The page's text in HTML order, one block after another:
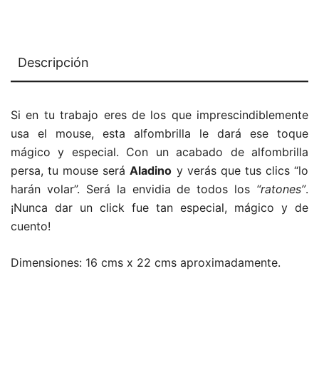
Descripción
Si en tu trabajo eres de los que imprescindiblemente
usa el mouse, esta alfombrilla le dará ese toque
mágico y especial. Con un acabado de alfombrilla
persa, tu mouse seráAladino y verás que tus clics “lo
harán volar”. Será la envidia de todos los “ratones”.
¡Nunca dar un click fue tan especial, mágico y de
cuento!
Dimensiones: 16 cms x 22 cms aproximadamente.